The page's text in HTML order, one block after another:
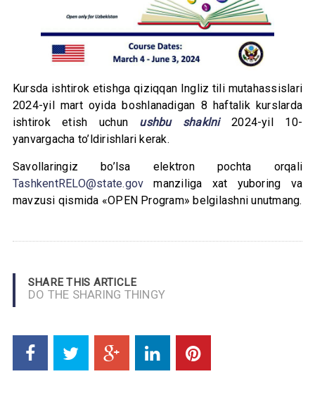
Kursda ishtirok etishga qiziqqan Ingliz tili mutahassislari
2024-yil mart oyida boshlanadigan 8 haftalik kurslarda
ishtirok etish uchun ushbu shaklni
2024-yil 10-
yanvargacha to’ldirishlari kerak.
Savollaringiz bo’lsa elektron pochta orqali
TashkentRELO@state.gov manziliga xat yuboring va
mavzusi qismida «OPEN Program» belgilashni unutmang.
SHARE THIS ARTICLE
DO THE SHARING THINGY